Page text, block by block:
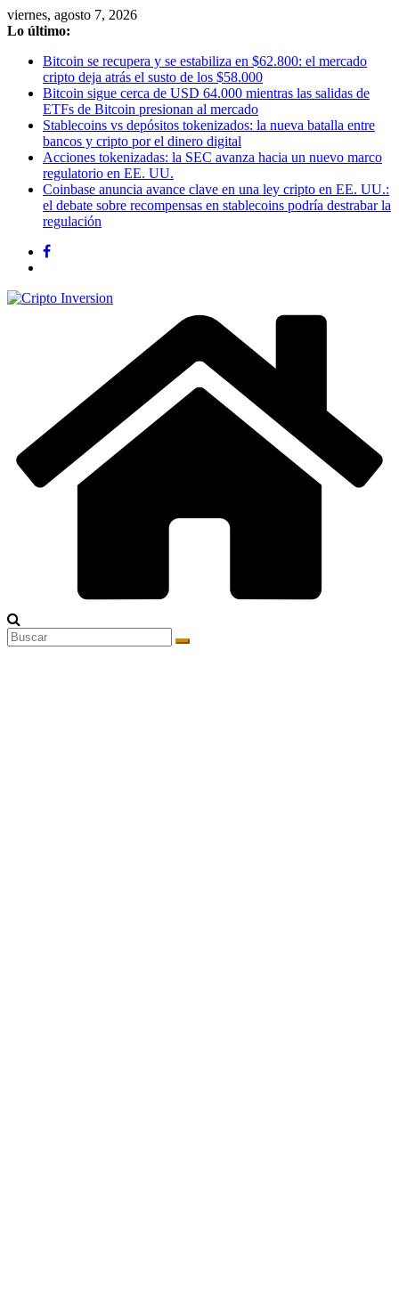
Saltar
al
viernes, agosto 7, 2026
Lo último:
Bitcoin se recupera y se estabiliza en $62.800: el mercado
cripto deja atrás el susto de los $58.000
Bitcoin sigue cerca de USD 64.000 mientras las salidas de
ETFs de Bitcoin presionan al mercado
Stablecoins vs depósitos tokenizados: la nueva batalla entre
bancos y cripto por el dinero digital
Acciones tokenizadas: la SEC avanza hacia un nuevo marco
regulatorio en EE. UU.
Coinbase anuncia avance clave en una ley cripto en EE. UU.:
el debate sobre recompensas en stablecoins podría destrabar la
regulación